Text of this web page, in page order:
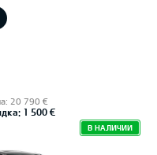
20 790 €
1 500 €
В НАЛИЧИИ